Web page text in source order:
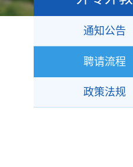
通知公告
聘请流程
政策法规